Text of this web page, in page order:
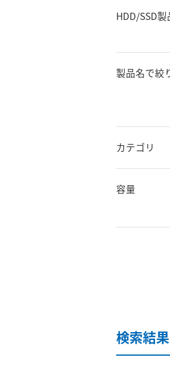
HDD/SSD製
製品名で絞
カテゴリ
容量
検索結